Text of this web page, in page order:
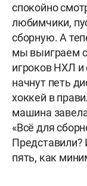
спокойно
любимчики,
сборную. А
мы выиграем
игроков НХЛ и
начнут петь
хоккей в
машина
«Всё для
Представили?
пять, как